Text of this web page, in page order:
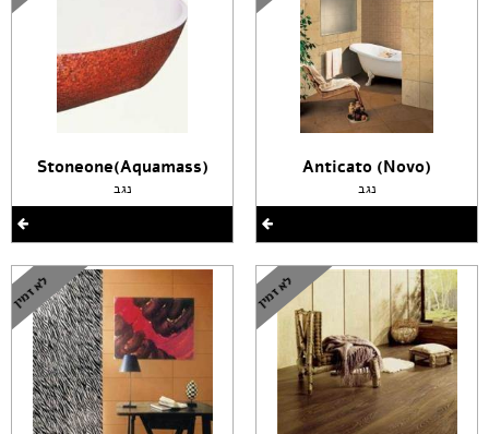
(Anticato (Novo
נגב
(Stoneone(Aquamass
נגב